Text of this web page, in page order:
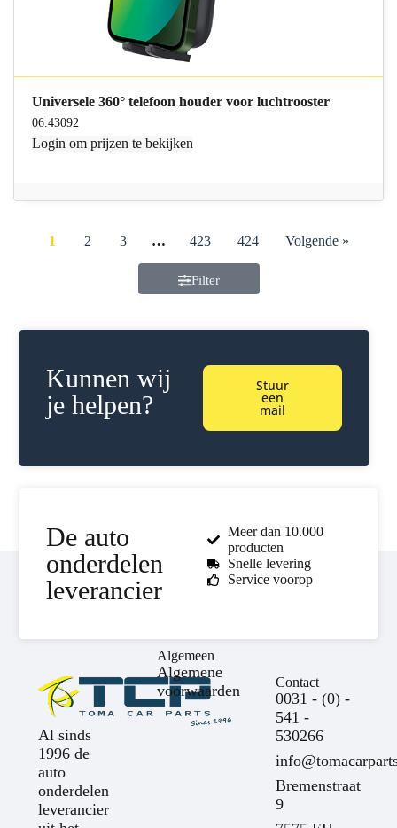
Universele 360° telefoon houder voor luchtrooster
06.43092
Login om prijzen te bekijken
1 2 3 … 423 424 Volgende »
Filter
Kunnen wij
je helpen?
Stuur
een
mail
De auto
onderdelen
leverancier
Meer dan 10.000
producten
Snelle levering
Service voorop
Al sinds
1996 de
auto
onderdelen
leverancier
Algemeen
Algemene
voorwaarden
Contact
0031 - (0) -
541 -
530266
Bremenstraat
9